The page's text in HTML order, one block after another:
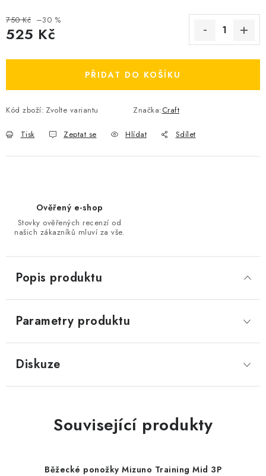
Ceník dopravy
Jak vyměnit nebo vrátit zboží
Jak reklamovat
Velikostní tabulky
Kontakt
750 Kč –30 %
525 Kč
PŘIDAT DO KOŠÍKU
Kód zboží: Zvolte variantu Značka:Craft
Tisk Zeptat se Hlídat Sdílet
Ověřený e-shop
Stovky ověřených recenzí od
našich zákazníků mluví za vše.
Popis produktu
Parametry produktu
Diskuze
Související produkty
Běžecké ponožky Mizuno Training Mid 3P